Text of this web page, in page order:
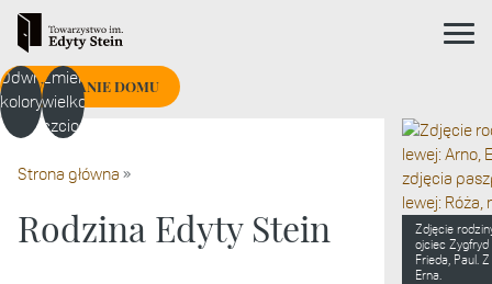
Nagłówek strony
Odwróć
kolory
Zmień
wielkość
czcionki
Treść strony
Strona główna»
Rodzina Edyty Stein
Zdjęcie
ojciec
Frieda, Paul.
Erna.
ZWIEDZANIE DOMU